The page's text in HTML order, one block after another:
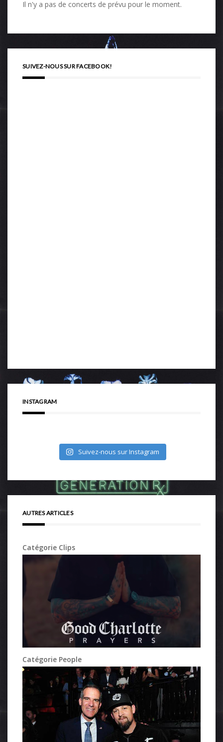
Il n'y a pas de concerts de prévu pour le moment.
SUIVEZ-NOUS SUR FACEBOOK!
INSTAGRAM
Suivez-nous sur Instagram
AUTRES ARTICLES
Catégorie Clips
Catégorie People